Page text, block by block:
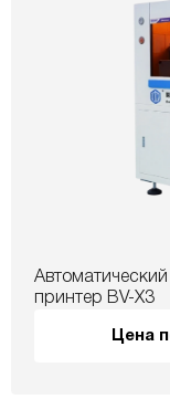
принтер BV-X3
Цена